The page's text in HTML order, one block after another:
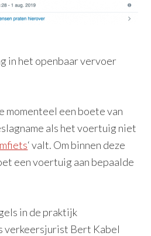
in het openbaar vervoer
momenteel een boete van
als het voertuig niet
‘ valt. Om binnen deze
een voertuig aan bepaalde
in de praktijk
verkeersjurist Bert Kabel